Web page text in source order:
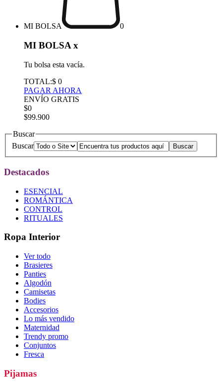
MI BOLSA 0
MI BOLSA x
Tu bolsa esta vacía.
TOTAL:$ 0
PAGAR AHORA
ENVÍO GRATIS
$0
$99.900
Buscar
Buscar
Destacados
ESENCIAL
ROMÁNTICA
CONTROL
RITUALES
Ropa Interior
Ver todo
Brasieres
Panties
Algodón
Camisetas
Bodies
Accesorios
Lo más vendido
Maternidad
Trendy promo
Conjuntos
Fresca
Pijamas